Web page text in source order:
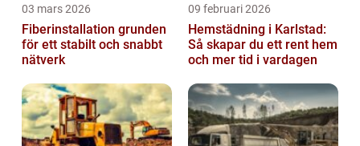
03 mars 2026
Fiberinstallation grunden
för ett stabilt och snabbt
nätverk
09 februari 2026
Hemstädning i Karlstad:
Så skapar du ett rent hem
och mer tid i vardagen